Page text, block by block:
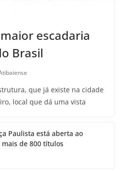
escadaria
Brasil
que já existe na cidade
local que dá uma vista
Paulista está aberta ao
de 800 títulos